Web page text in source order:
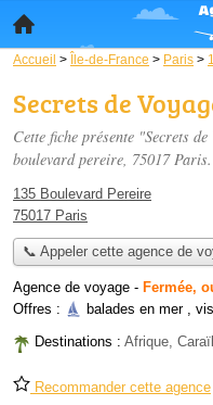
Accueil > Île-de-France > Paris >
Secrets de
Cette fiche présente "Secrets
boulevard pereire, 75017 Paris.
135 Boulevard Pereire
75017 Paris
📞 Appeler cette agence de
Agence de voyage - Fermée,
Offres :
balades en mer ,
Destinations : Afrique,
Recommander cette agence